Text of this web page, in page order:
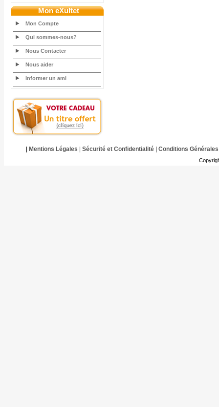
Mon eXultet
Mon Compte
Qui sommes-nous?
Nous Contacter
Nous aider
Informer un ami
Mentions Légales Sécurité et Confidentialité| Conditions Générales